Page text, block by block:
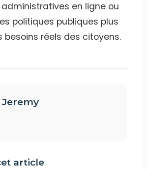
en ligne ou
politiques publiques plus
besoins réels des citoyens.
Jeremy
article